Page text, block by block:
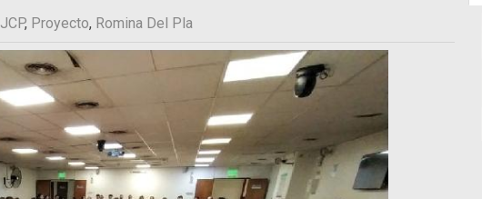
JCP, Proyecto, Romina Del Pla